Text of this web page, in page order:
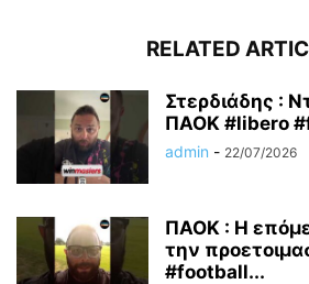
RELATED
Στερδιάδης :
ΠΑΟΚ #libero
admin - 22/07/2026
ΠΑΟΚ : Η
την
#football...